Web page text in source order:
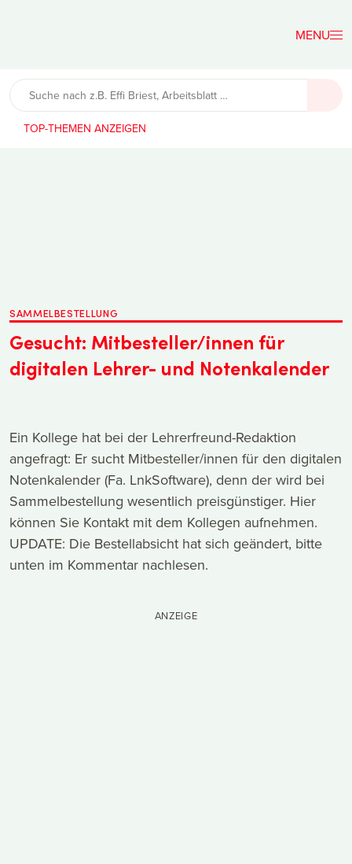
Lehrerfreund
TOP-THEMEN
SAMMELBESTELLUNG
Gesucht: Mitbesteller/innen für
digitalen Lehrer- und Notenkalender
Ein Kollege hat bei der Lehrerfreund-Redaktion
angefragt: Er sucht Mitbesteller/innen für den digitalen
Notenkalender (Fa. LnkSoftware), denn der wird bei
Sammelbestellung wesentlich preisgünstiger. Hier
können Sie Kontakt mit dem Kollegen aufnehmen.
UPDATE: Die Bestellabsicht hat sich geändert, bitte
unten im Kommentar nachlesen.
ANZEIGE